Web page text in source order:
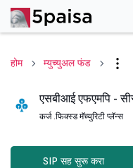
होम म्युच्युअल फंड
एसबीआई एफएमपि -
कर्ज .फिक्स्ड मॅच्युरिटी प्लॅन्स
SIP सह सुरू करा